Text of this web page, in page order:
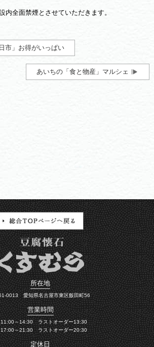
内全面禁煙とさせていただきます。
市」お得がいっぱい
あいちの「食と物産」マルシェ
所在地
0013 愛知県名古屋市東区飯田町56
営業時間
11:00～14:30 ラストオーダー13:30
17:00～21:30 ラストオーダー20:30
定休日